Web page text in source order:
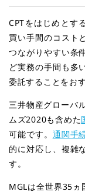
CPTをはじめとす
買い手間のコスト
つながりやすい条
ど実務の手間も多
委託することをお
三井物産グローバ
ムズ2020も含めた
可能です。 通関手
的に対応し、複雑
す。
MGLは全世界35ヵ